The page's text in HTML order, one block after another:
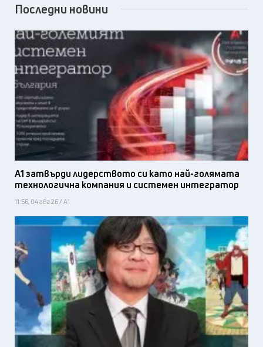
Последни новини
А1 затвърди лидерството си като най-голямата
технологична компания и системен интегратор
11:56, 04 авг 26 / А1